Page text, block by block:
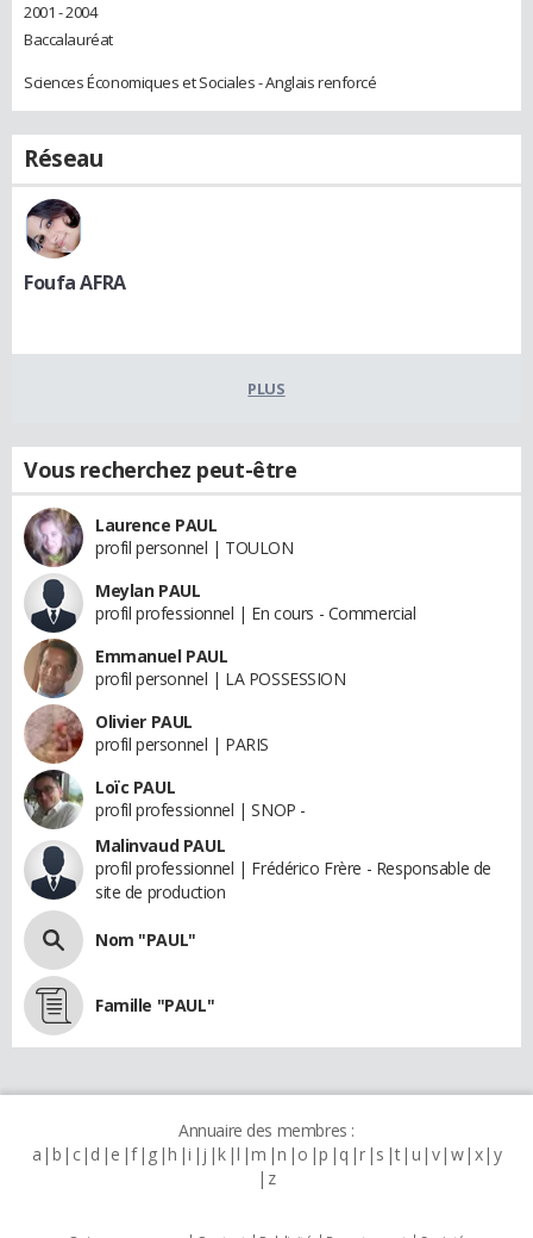
2001 - 2004
Baccalauréat
Sciences Économiques et Sociales - Anglais renforcé
Réseau
Foufa AFRA
PLUS
Vous recherchez peut-être
Laurence PAUL
profil personnel | TOULON
Meylan PAUL
profil professionnel | En cours - Commercial
Emmanuel PAUL
profil personnel | LA POSSESSION
Olivier PAUL
profil personnel | PARIS
Loïc PAUL
profil professionnel | SNOP -
Malinvaud PAUL
profil professionnel | Frédérico Frère - Responsable de
site de production
Nom "PAUL"
Famille "PAUL"
Annuaire des membres :
a b c d e f g h i j k l m n o p q r s t u v w x y
z